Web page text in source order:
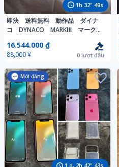
1h 32" 47s
即決 送料無料 動作品 ダイナ
コ DYNACO MARKⅢ マークⅢ
POWER AMPLIFIRE 2台1組
16.544.000 ₫
88,000 ¥ 0 lượt đấu
1 d, 2h 42" 41s
Mới đăng